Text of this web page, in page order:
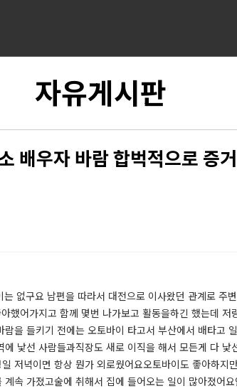
자유게시판
배우자 바람 합벅적으로 증
없구요 남편을 따라서 대전으로 이사왔던 관계로 주
했어가지고 함께 몇번 나가보고 활동을하긴 했는데
을 들키기 전에는 오토바이 타고서 부산에서 배타고
낯선 사람들과직장도 새로 이직을 해서 모든게 다
저녁이면 항상 뭔가 외로웠어요​오토바이도 좋아하
속 가졌고술에 취해서 집에 들어오는 일이 많아졌어